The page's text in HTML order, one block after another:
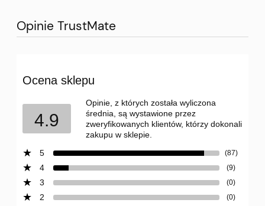
Opinie TrustMate
Ocena sklepu
4.9
Opinie, z których została wyliczona
średnia, są wystawione przez
zweryfikowanych klientów, którzy dokonali
zakupu w sklepie.
5
(87)
4 (9)
3 (0)
2 (0)